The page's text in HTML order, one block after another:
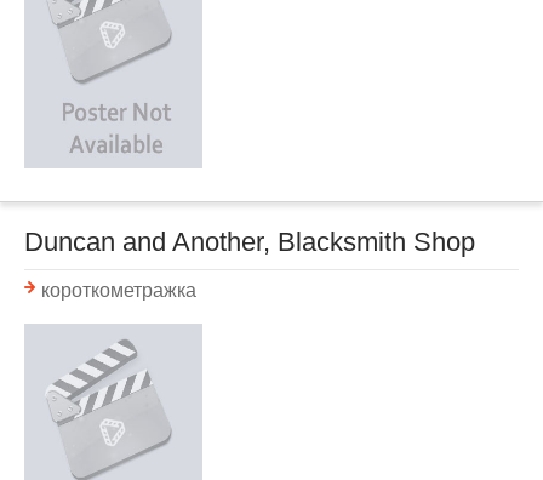
Duncan and Another, Blacksmith Shop
короткометражка